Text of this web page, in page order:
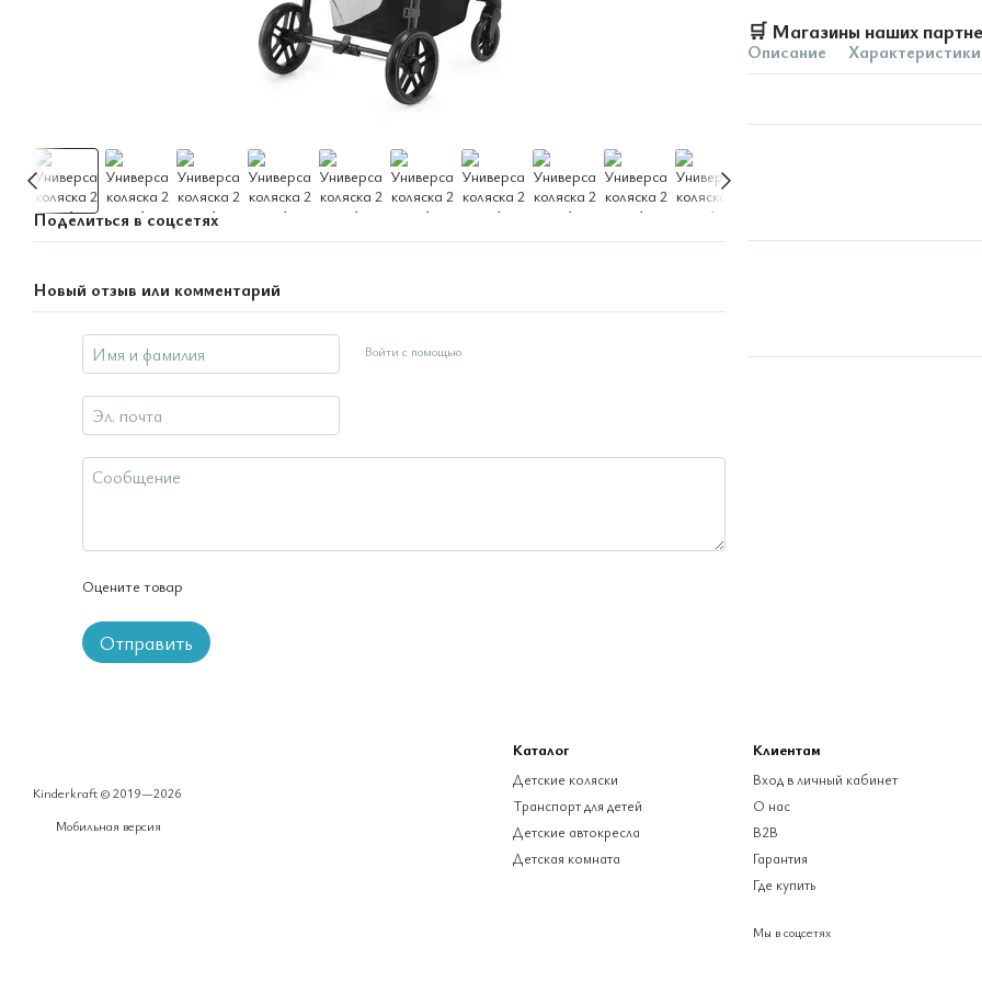
Поделиться в соцсетях
Новый отзыв или комментарий
Войти с помощью
Оцените товар
Отправить
🛒 Магазины наших
Описание Характеристики
Kinderkraft © 2019—2026
Мобильная версия
Каталог
Детские коляски
Транспорт для детей
Детские автокресла
Детская комната
Клиентам
Вход в личный кабинет
О нас
B2B
Гарантия
Где купить
Мы в соцсетях